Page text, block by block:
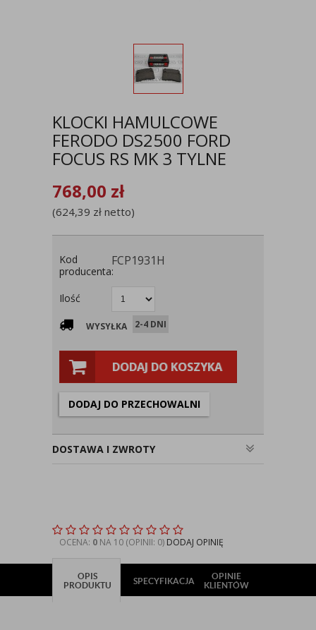
KLOCKI HAMULCOWE
FERODO DS2500 FORD
FOCUS RS MK 3 TYLNE
768,00 zł
(624,39 zł netto)
Kod
producenta:
FCP1931H
Ilość
WYSYŁKA 2-4 DNI
DODAJ DO KOSZYKA
DODAJ DO PRZECHOWALNI
DOSTAWA I ZWROTY
OCENA: 0 NA 10 (OPINII: 0) DODAJ OPINIĘ
OPIS
PRODUKTU
SPECYFIKACJA
OPINIE
KLIENTÓW